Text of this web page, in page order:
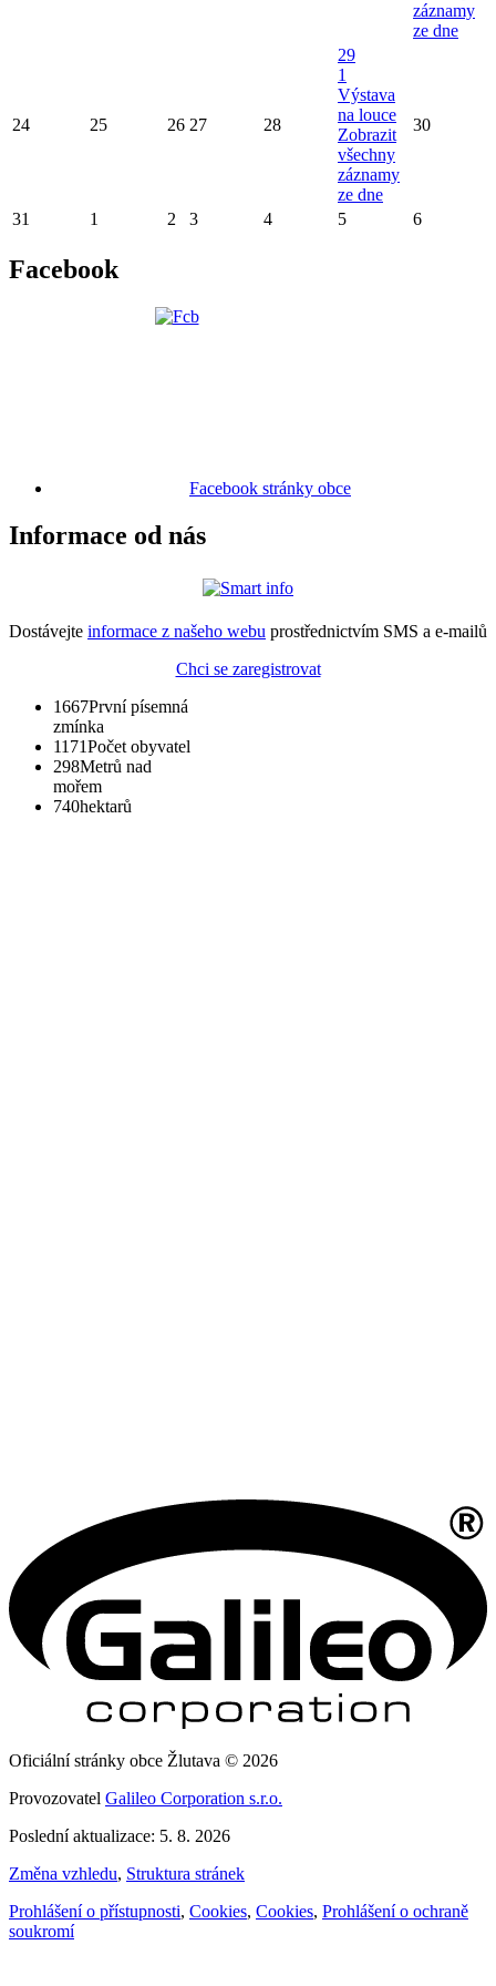
záznamy
ze dne
24 25 26 27 28
29
1
Výstava
na louce
Zobrazit
všechny
záznamy
ze dne
30
31 1 2 3 4 5 6
Facebook
Facebook stránky obce
Informace od nás
Dostávejte informace z našeho webu prostřednictvím SMS a e-mailů
Chci se zaregistrovat
1667První písemná
zmínka
1171Počet obyvatel
298Metrů nad
mořem
740hektarů
Oficiální stránky obce Žlutava © 2026
Provozovatel Galileo Corporation s.r.o.
Poslední aktualizace: 5. 8. 2026
Změna vzhledu, Struktura stránek
Prohlášení o přístupnosti, Cookies, Cookies, Prohlášení o ochraně
soukromí